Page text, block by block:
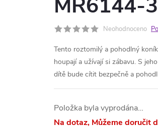
MR6144-3
Neohodnoceno
Tento roztomilý a pohodlný
houpají a užívají si zábavu. S
dítě bude cítit bezpečně a
Položka byla vyprodána…
Na dotaz